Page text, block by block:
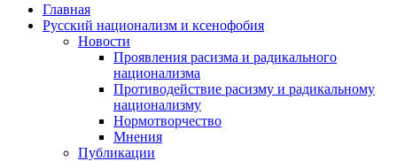
Главная
Русский национализм и ксенофобия
Новости
Проявления расизма и радикального
национализма
Противодействие расизму и радикальному
национализму
Нормотворчество
Мнения
Публикации